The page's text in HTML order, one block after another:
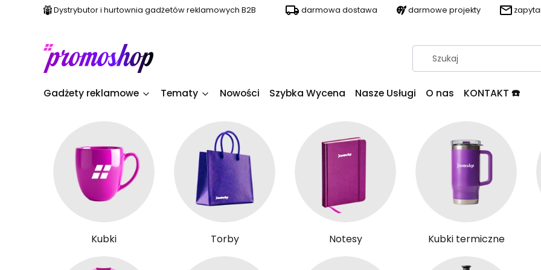
Dystrybutor i hurtownia gadżetów reklamowych B2B darmowa dostawa darmowe projekty
Gadżety reklamowe Tematy Nowości Szybka Wycena Nasze Usługi O nas KONTAKT ☎️
Kubki Torby Notesy Kubki termiczne